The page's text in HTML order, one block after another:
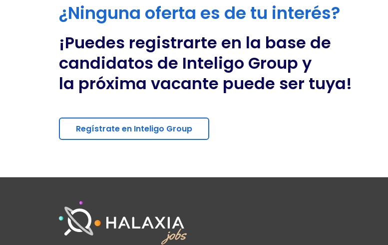
¿Ninguna oferta es de tu interés?
¡Puedes registrarte en la base de
candidatos de Inteligo Group y
la próxima vacante puede ser tuya!
Regístrate en Inteligo Group